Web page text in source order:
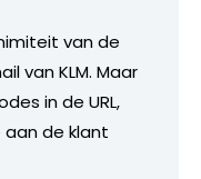
van de
van KLM. Maar
in de URL,
de klant